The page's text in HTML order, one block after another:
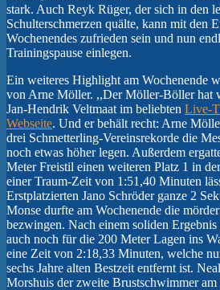
stark. Auch Reyk Rüger, der sich in den
Schulterschmerzen quälte, kann mit den
Wochenendes zufrieden sein und nun
Trainingspause einlegen.
Ein weiteres Highlight am Wochenende
von Arne Möller. ,,Der Möller-Böller hat
Jan-Hendrik Veltmaat im beliebten Live-
Webseite. Und er behält recht: Arne
drei Schmetterling-Vereinsrekorde die
noch etwas höher legen. Außerdem
Meter Freistil einen weiteren Platz 1 in
einer Traum-Zeit von 1:51,40 Minuten
Erstplatzierten Jano Schröder ganze 2
Monse durfte am Wochenende die
bezwingen. Nach einem soliden
auch noch für die 200 Meter Lagen ins
eine Zeit von 2:18,33 Minuten, welche
sechs Jahre alten Bestzeit entfernt ist.
Morshuis der zweite Brustschwimmer am